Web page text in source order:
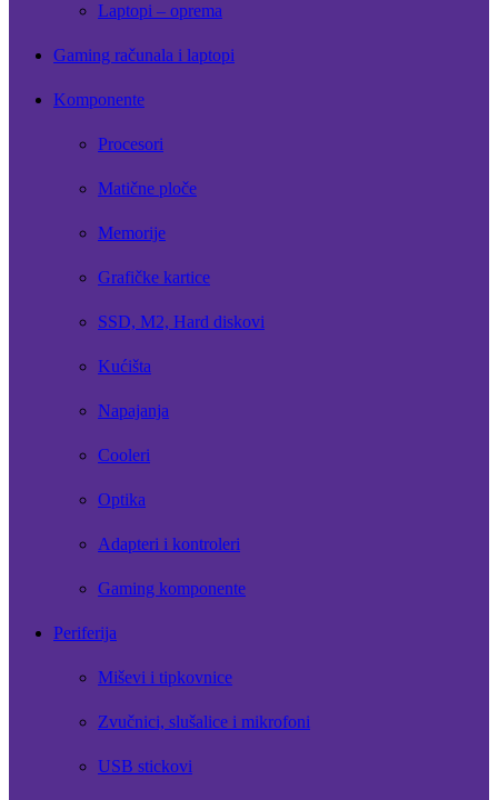
Laptopi – oprema
Gaming računala i laptopi
Komponente
Procesori
Matične ploče
Memorije
Grafičke kartice
SSD, M2, Hard diskovi
Kućišta
Napajanja
Cooleri
Optika
Adapteri i kontroleri
Gaming komponente
Periferija
Miševi i tipkovnice
Zvučnici, slušalice i mikrofoni
USB stickovi